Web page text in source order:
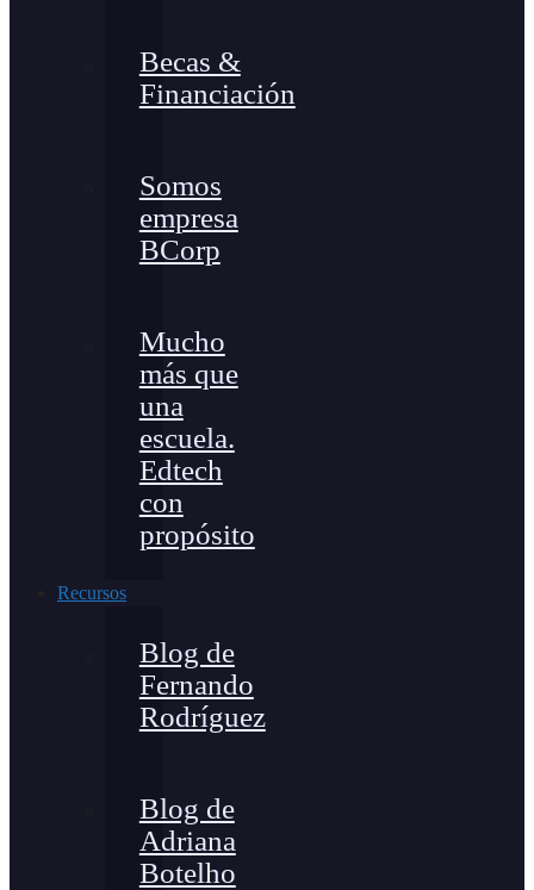
Becas &
Financiación
Somos
empresa
BCorp
Mucho
más que
una
escuela.
Edtech
con
propósito
Recursos
Blog de
Fernando
Rodríguez
Blog de
Adriana
Botelho